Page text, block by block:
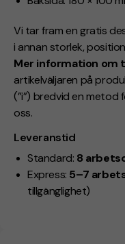
Vi tar fram en gratis
i annan storlek,
Mer information om
artikelväljaren på
(”i”) bredvid en metod
oss.
Leveranstid
Standard: 8
Express: 5–7
tillgänglighet)